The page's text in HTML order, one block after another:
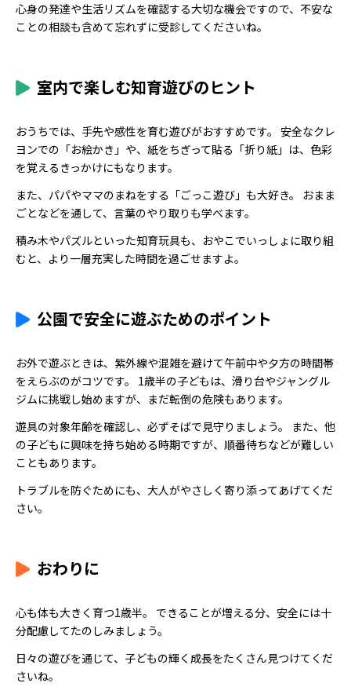
心身の発達や生活リズムを確認する大切な機会ですので、不安な
ことの相談も含めて忘れずに受診してくださいね。
室内で楽しむ知育遊びのヒント
おうちでは、手先や感性を育む遊びがおすすめです。 安全なクレ
ヨンでの「お絵かき」や、紙をちぎって貼る「折り紙」は、色彩
を覚えるきっかけにもなります。
また、パパやママのまねをする「ごっこ遊び」も大好き。 おまま
ごとなどを通して、言葉のやり取りも学べます。
積み木やパズルといった知育玩具も、おやこでいっしょに取り組
むと、より一層充実した時間を過ごせますよ。
公園で安全に遊ぶためのポイント
お外で遊ぶときは、紫外線や混雑を避けて午前中や夕方の時間帯
をえらぶのがコツです。 1歳半の子どもは、滑り台やジャングル
ジムに挑戦し始めますが、まだ転倒の危険もあります。
遊具の対象年齢を確認し、必ずそばで見守りましょう。 また、他
の子どもに興味を持ち始める時期ですが、順番待ちなどが難しい
こともあります。
トラブルを防ぐためにも、大人がやさしく寄り添ってあげてくだ
さい。
おわりに
心も体も大きく育つ1歳半。 できることが増える分、安全には十
分配慮してたのしみましょう。
日々の遊びを通じて、子どもの輝く成長をたくさん見つけてくだ
さいね。